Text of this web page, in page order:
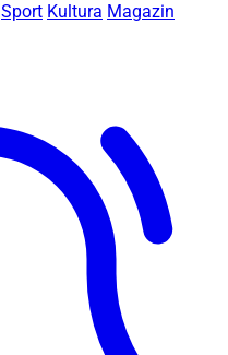
Sport Kultura Magazin